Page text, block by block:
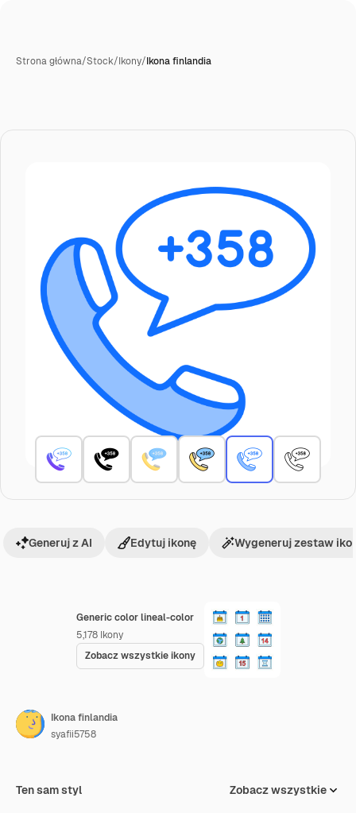
Strona główna/Stock/Ikony/Ikona finlandia
Generic color lineal-color
5,178 Ikony
Zobacz wszystkie ikony
Generuj z AI Edytuj ikonę Wygeneruj zestaw
Ikona finlandia
syafii5758
Ten sam styl Zobacz wszystkie